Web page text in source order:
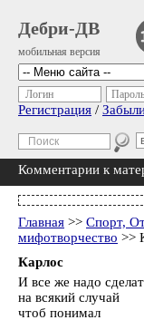
Дебри-ДВ
мобильная версия
Логин Пароль
Регистрация /
Комментарии к
Главная >> Спорт,
мифотворчество >>
Карлос
И все же надо
на всякий случай
чтоб понимал